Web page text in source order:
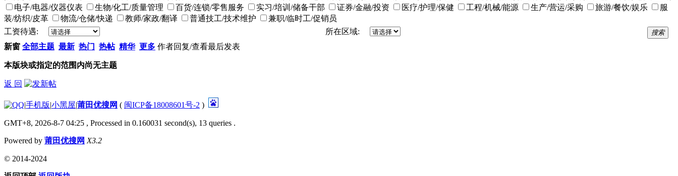
电子/电器/仪器仪表
生物/化工/质量管理 百货/连锁/零售服务 实习/培训/储备干部 证券/金融/投资 医疗/护理/保健 工程/机械/能源 生产/营运/采购 旅游/餐饮/娱乐
服
装/纺织/皮革
物流/仓储/快递 教师/家政/翻译 普通技工/技术维护
兼职/临时工/促销员
工资待遇:
所在区域: 搜索
新窗 全部主题 最新 热门 热帖 精华 更多 作者回复/查看最后发表
本版块或指定的范围内尚无主题
返 回
|手机版|小黑屋|莆田优搜网 ( 闽ICP备18008601号-2 )
GMT+8, 2026-8-7 04:25 , Processed in 0.160031 second(s), 13 queries .
Powered by 莆田优搜网 X3.2
© 2014-2024